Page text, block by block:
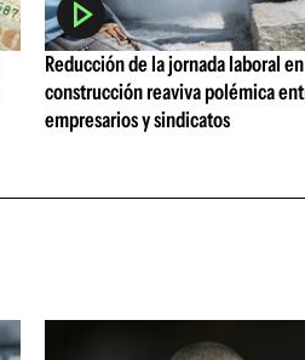
Reducción de la jornada laboral
construcción reaviva polémica
empresarios y sindicatos